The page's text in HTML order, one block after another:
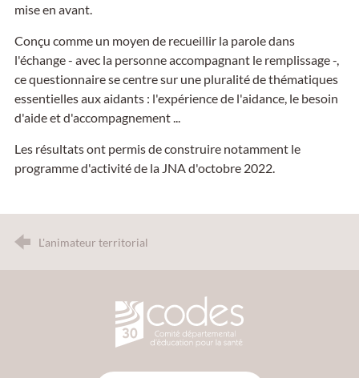
mise en avant.
Conçu comme un moyen de recueillir la parole dans
l'échange - avec la personne accompagnant le remplissage -,
ce questionnaire se centre sur une pluralité de thématiques
essentielles aux aidants : l'expérience de l'aidance, le besoin
d'aide et d'accompagnement ...
Les résultats ont permis de construire notamment le
programme d'activité de la JNA d'octobre 2022.
L'animateur territorial
CODES 30 - Comité